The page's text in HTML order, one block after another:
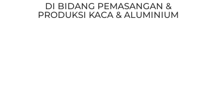
DI BIDANG PEMASANGAN &
PRODUKSI KACA & ALUMINIUM